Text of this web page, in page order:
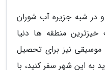
در شبه جزیره آب شوران
منطقه ها دنیا
موسیقی نیز برای تحصیل
به این شهر سفر کنید، با